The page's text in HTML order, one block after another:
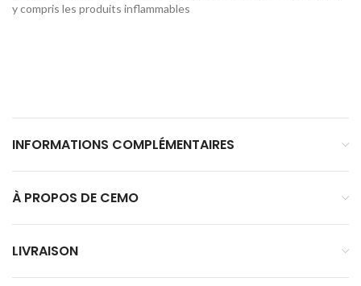
y compris les produits inflammables
INFORMATIONS COMPLÉMENTAIRES
À PROPOS DE CEMO
LIVRAISON